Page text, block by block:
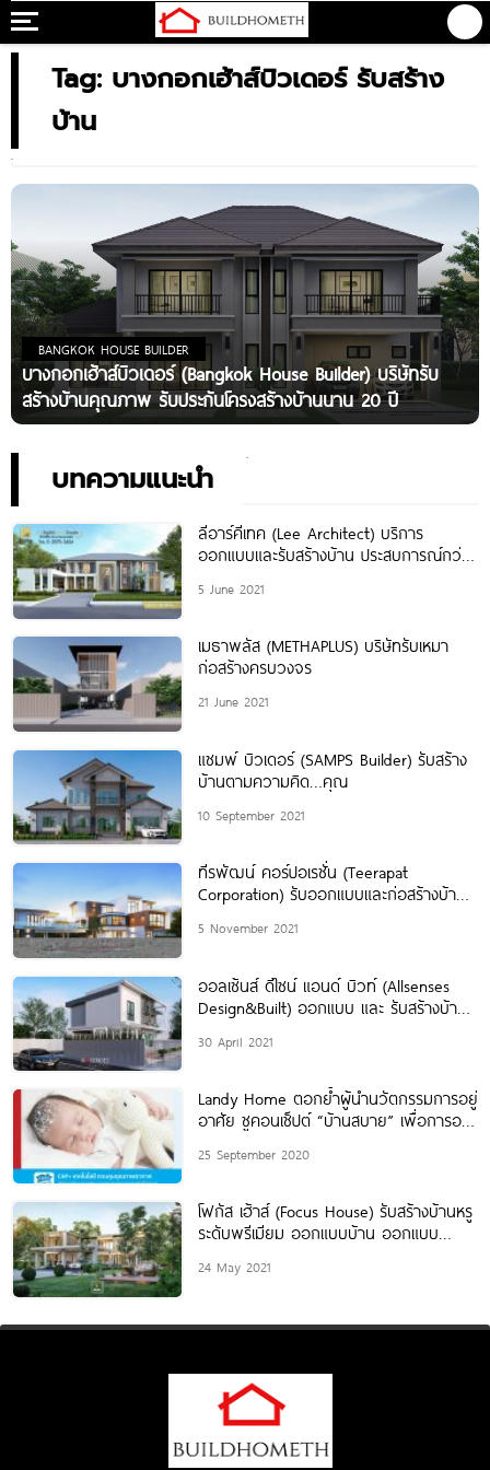
Tag: บางกอกเฮ้าส์บิวเดอร์ รับสร้าง
บ้าน
BANGKOK HOUSE BUILDER
บางกอกเฮ้าส์บิวเดอร์ (Bangkok House Builder) บริษัทรับ
สร้างบ้านคุณภาพ รับประกันโครงสร้างบ้านนาน 20 ปี
บทความแนะนำ
ลีอาร์คีเทค (Lee Architect) บริการ
ออกแบบและรับสร้างบ้าน ประสบการณ์กว่า
5 June 2021
เมธาพลัส (METHAPLUS) บริษัทรับเหมา
ก่อสร้างครบวงจร
21 June 2021
แซมพ์ บิวเดอร์ (SAMPS Builder) รับสร้าง
บ้านตามความคิด…คุณ
10 September 2021
ทีรพัฒน์ คอร์ปอเรชั่น (Teerapat
Corporation) รับออกแบบและก่อสร้างบ้าน
5 November 2021
ออลเซ้นส์ ดีไซน์ แอนด์ บิวท์ (Allsenses
Design&Built) ออกแบบ และ รับสร้างบ้าน
30 April 2021
Landy Home ตอกย้ำผู้นำนวัตกรรมการอยู่
อาศัย ชูคอนเช็ปต์ “บ้านสบาย” เพื่อการอยู่
25 September 2020
โฟกัส เฮ้าส์ (Focus House) รับสร้างบ้านหรู
ระดับพรีเมียม ออกแบบบ้าน ออกแบบ
24 May 2021